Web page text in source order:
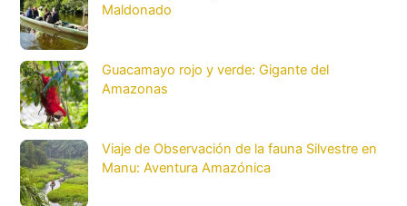
Maldonado
Guacamayo rojo y verde: Gigante del
Amazonas
Viaje de Observación de la fauna Silvestre en
Manu: Aventura Amazónica